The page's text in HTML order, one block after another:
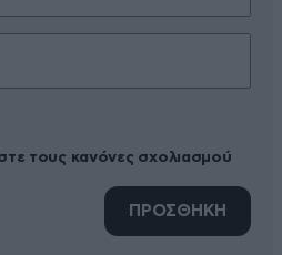
τους κανόνες σχολιασμού
ΠΡΟΣΘΗΚΗ